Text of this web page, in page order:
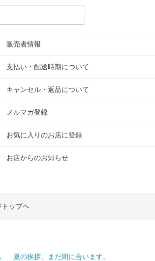
販売者情報
支払い・配送時期について
キャンセル・返品について
メルマガ登録
お気に入りのお店に登録
お店からのお知らせ
トップへ
夏の挨拶、まだ間に合います。